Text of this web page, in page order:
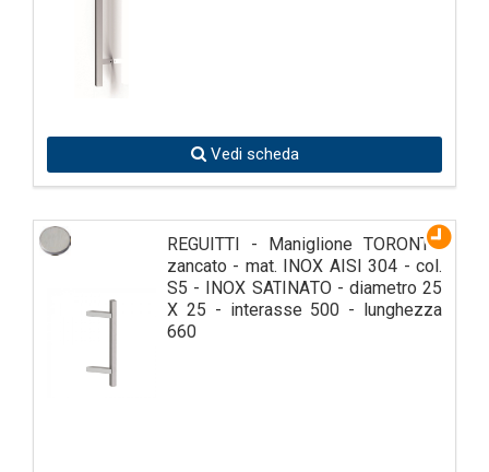
Vedi scheda
REGUITTI - Maniglione TORONTO
zancato - mat. INOX AISI 304 - col.
S5 - INOX SATINATO - diametro 25
X 25 - interasse 500 - lunghezza
660